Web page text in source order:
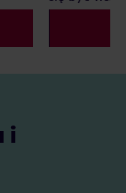
specialty.
i